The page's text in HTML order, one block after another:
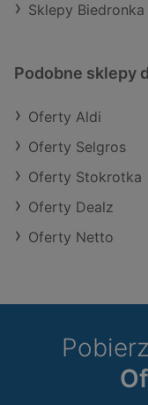
Sklepy
Podobne sklepy
Oferty Aldi
Oferty Selgros
Oferty Stokrotka
Oferty Dealz
Oferty Netto